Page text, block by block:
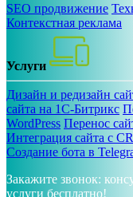
SEO продвижение
Контекстная реклама
Услуги
Дизайн и редизайн
сайта на 1С-Битрикс
WordPress Перенос
Интеграция сайта с
Создание бота в
Закажите звонок:
услуги бесплатно!